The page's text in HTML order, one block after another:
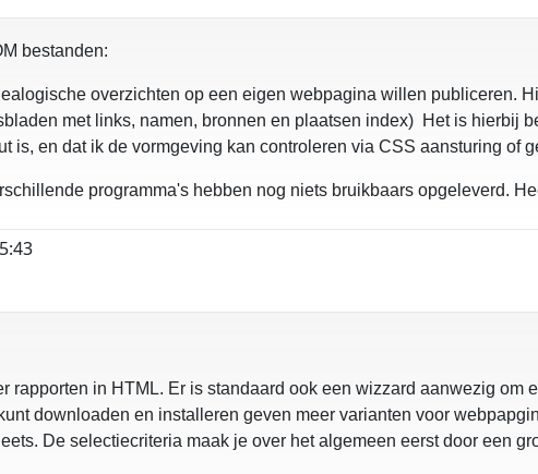
bestanden:
overzichten op een eigen webpagina willen publiceren.
met links, namen, bronnen en plaatsen index) Het is hierbij
is, en dat ik de vormgeving kan controleren via CSS aansturing of
programma's hebben nog niets bruikbaars opgeleverd.
rapporten in HTML. Er is standaard ook een wizzard aanwezig
downloaden en installeren geven meer varianten voor
De selectiecriteria maak je over het algemeen eerst door een